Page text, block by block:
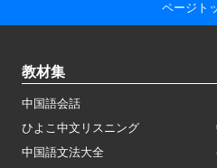
ページト
教材集
中国語会話
ひよこ中文リスニング
中国語文法大全